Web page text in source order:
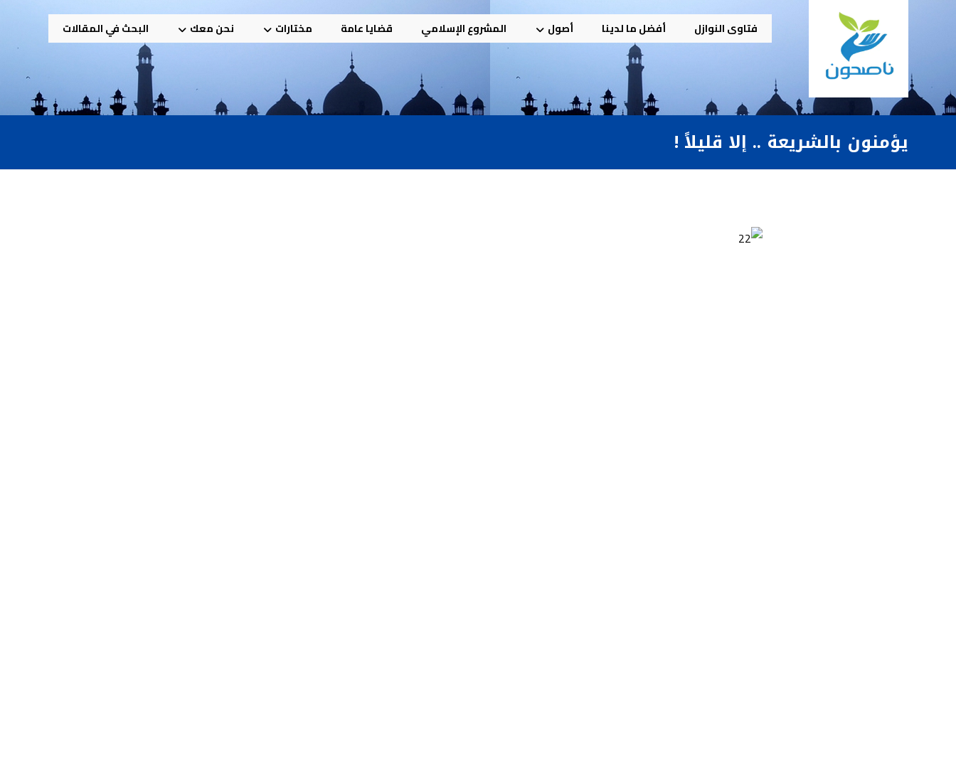
فتاوى النوازل أفضل ما لدينا أصول المشروع الإسلامي قضايا عامة مختارات نحن معك البحث في المقالات
يؤمنون بالشريعة .. إلا قليلاً !